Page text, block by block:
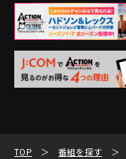
TOP 番組を探す